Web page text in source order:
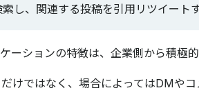
し、関連する投稿を引用リツイートす
ーションの特徴は、企業側から積極
けではなく、場合によってはDMや